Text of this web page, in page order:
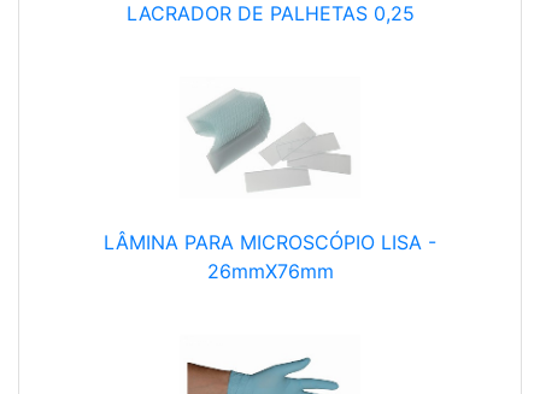
LACRADOR DE PALHETAS 0,25
LÂMINA PARA MICROSCÓPIO LISA -
26mmX76mm